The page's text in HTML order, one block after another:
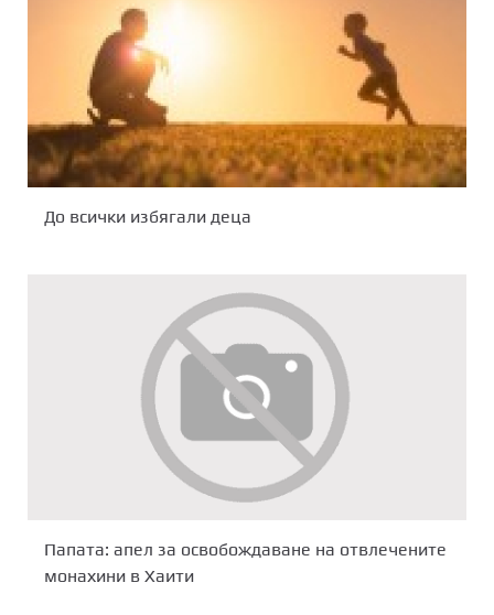
До всички избягали деца
Папата: апел за освобождаване на отвлечените
монахини в Хаити